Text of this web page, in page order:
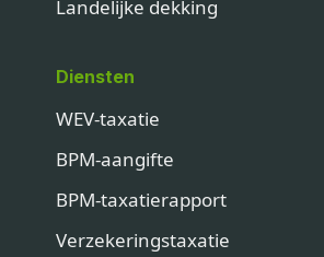
Landelijke dekking
Diensten
WEV-taxatie
BPM-aangifte
BPM-taxatierapport
Verzekeringstaxatie